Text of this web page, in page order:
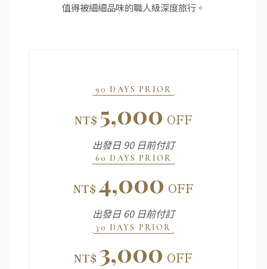
值得被細細品味的職人級深度旅行。
90 DAYS PRIOR
NT$ 5,000 OFF
出發日 90 日前付訂
60 DAYS PRIOR
NT$ 4,000 OFF
出發日 60 日前付訂
30 DAYS PRIOR
NT$ 3,000 OFF